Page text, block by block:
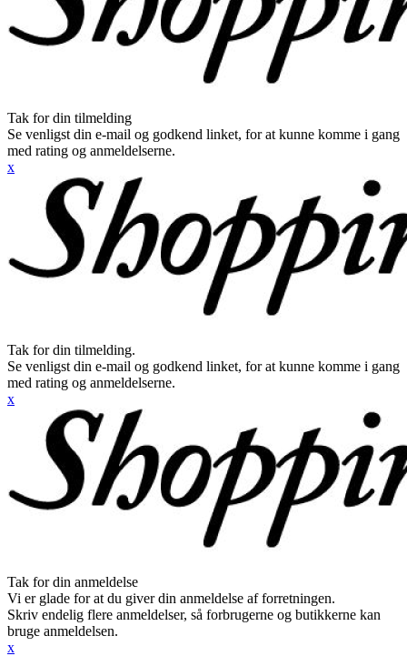
Tak for din tilmelding
Se venligst din e-mail og godkend linket, for at kunne komme i gang
med rating og anmeldelserne.
x
Tak for din tilmelding.
Se venligst din e-mail og godkend linket, for at kunne komme i gang
med rating og anmeldelserne.
x
Tak for din anmeldelse
Vi er glade for at du giver din anmeldelse af forretningen.
Skriv endelig flere anmeldelser, så forbrugerne og butikkerne kan
bruge anmeldelsen.
x